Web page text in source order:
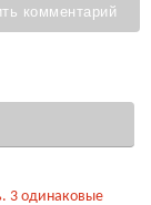
3 одинаковые